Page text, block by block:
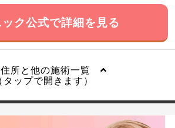
ク公式で詳細を見る
所と他の施術一覧
（タップで開きます）